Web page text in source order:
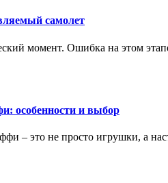
самолет
момент. Ошибка на этом
особенности и выбор
– это не просто игрушки, а